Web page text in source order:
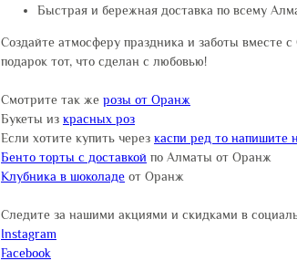
Быстрая и бережная доставка по всему
Создайте атмосферу праздника и заботы
подарок тот, что сделан с любовью!
Смотрите так же розы от Оранж
Букеты из красных роз
Если хотите купить через каспи ред то напишите
Бенто торты с доставкой по Алматы от Оранж
Клубника в шоколаде от Оранж
Следите за нашими акциями и скидками в
Instagram
Facebook